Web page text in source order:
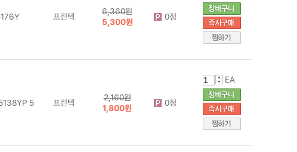
프린텍
6,360원
5,300원
0점
5
프린텍
2,160원
1,800원
0점
EA